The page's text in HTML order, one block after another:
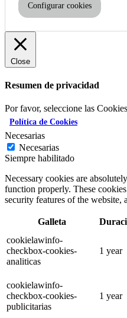
Configurar cookies
Close
Resumen de privacidad
Por favor, seleccione las
Política de Cookies
Necesarias
Necesarias
Siempre habilitado
Necessary cookies are
function properly. These
security features of the website,
Galleta
cookielawinfo-
checkbox-cookies-
analiticas
1 year
cookielawinfo-
checkbox-cookies-
publicitarias
1 year